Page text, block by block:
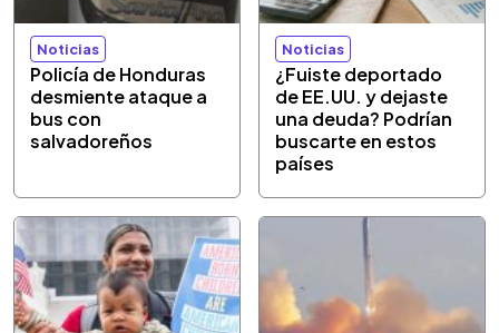
Noticias
Policía de Honduras
desmiente ataque a
bus con
salvadoreños
Noticias
¿Fuiste deportado
de EE.UU. y dejaste
una deuda? Podrían
buscarte en estos
países